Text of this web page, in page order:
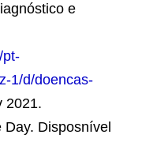
e
pt-
1/d/doencas-
2021.
Disposnível